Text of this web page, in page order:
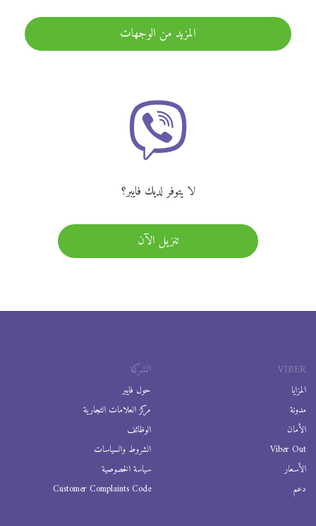
المزيد من الوجهات
لا يتوفر لديك فايبر؟
تنزيل الآن
VIBER
المزايا
مدونة
الأمان
Viber Out
الأسعار
دعم
الشركة
حول فايبر
مركز العلامات التجارية
الوظائف
الشروط والسياسات
سياسة الخصوصية
Customer Complaints Code